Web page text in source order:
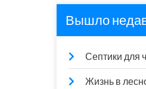
Вышло
Септики для
Жизнь в